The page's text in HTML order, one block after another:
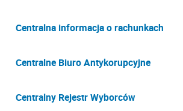
Centralna informacja o rachunkach
Centralne Biuro Antykorupcyjne
Centralny Rejestr Wyborców